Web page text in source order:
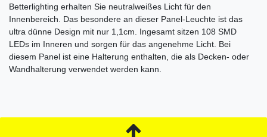
Betterlighting erhalten Sie neutralweißes Licht für den
Innenbereich. Das besondere an dieser Panel-Leuchte ist das
ultra dünne Design mit nur 1,1cm. Ingesamt sitzen 108 SMD
LEDs im Inneren und sorgen für das angenehme Licht. Bei
diesem Panel ist eine Halterung enthalten, die als Decken- oder
Wandhalterung verwendet werden kann.